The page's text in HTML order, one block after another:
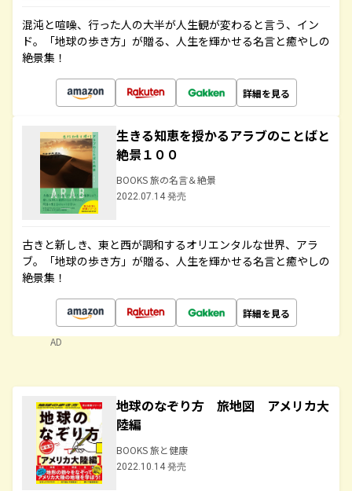
混沌と喧噪、行った人の大半が人生観が変わると言う、イン
ド。「地球の歩き方」が贈る、人生を輝かせる名言と癒やしの
絶景集！
詳細を見る
生きる知恵を授かるアラブのことばと
絶景１００
BOOKS 旅の名言＆絶景
2022.07.14 発売
古きと新しき、東と西が調和するオリエンタルな世界、アラ
ブ。「地球の歩き方」が贈る、人生を輝かせる名言と癒やしの
絶景集！
詳細を見る
AD
地球のなぞり方 旅地図 アメリカ大
陸編
BOOKS 旅と健康
2022.10.14 発売